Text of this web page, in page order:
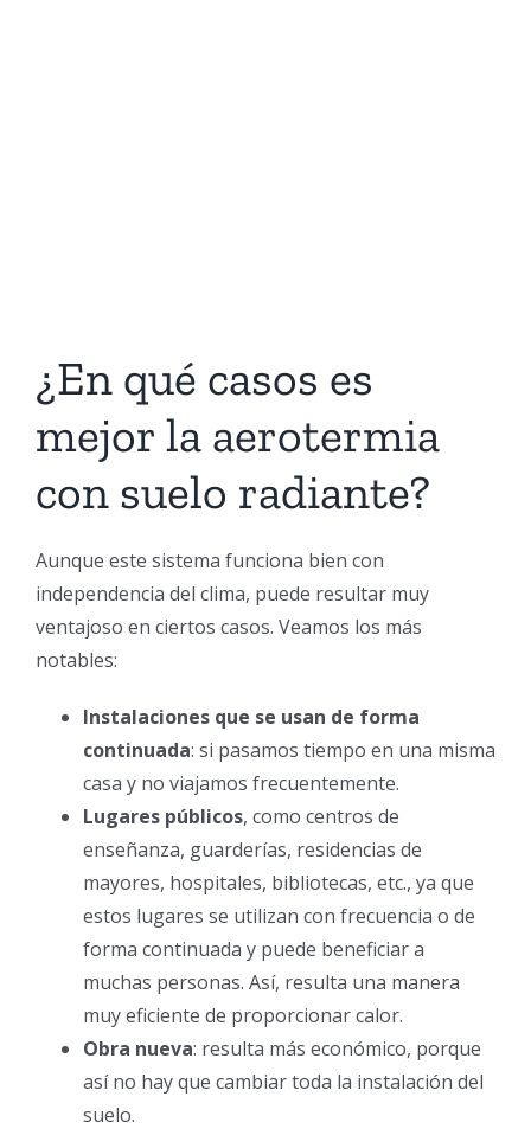
¿En qué casos es
mejor la aerotermia
con suelo radiante?
Aunque este sistema funciona bien con
independencia del clima, puede resultar muy
ventajoso en ciertos casos. Veamos los más
notables:
Instalaciones que se usan de forma
continuada: si pasamos tiempo en una misma
casa y no viajamos frecuentemente.
Lugares públicos, como centros de
enseñanza, guarderías, residencias de
mayores, hospitales, bibliotecas, etc., ya que
estos lugares se utilizan con frecuencia o de
forma continuada y puede beneficiar a
muchas personas. Así, resulta una manera
muy eficiente de proporcionar calor.
Obra nueva: resulta más económico, porque
así no hay que cambiar toda la instalación del
suelo.